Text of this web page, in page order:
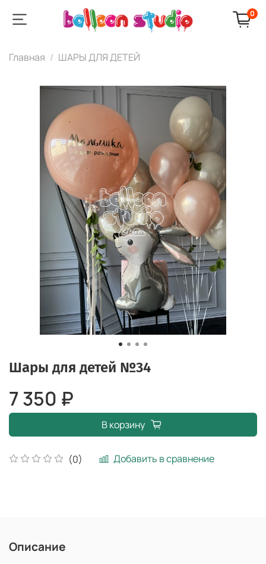
0
Главная ШАРЫ ДЛЯ ДЕТЕЙ
Шары для детей №34
(0) Добавить в сравнение
7 350 ₽
В корзину
Описание